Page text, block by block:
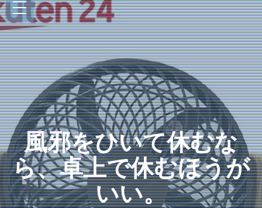
風邪をひいて休むな
ら、卓上で休むほうが
いい。